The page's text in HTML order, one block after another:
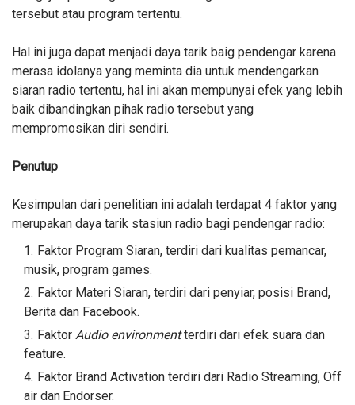
tersebut atau program tertentu.
Hal ini juga dapat menjadi daya tarik baig pendengar karena
merasa idolanya yang meminta dia untuk mendengarkan
siaran radio tertentu, hal ini akan mempunyai efek yang lebih
baik dibandingkan pihak radio tersebut yang
mempromosikan diri sendiri.
Penutup
Kesimpulan dari penelitian ini adalah terdapat 4 faktor yang
merupakan daya tarik stasiun radio bagi pendengar radio:
Faktor Program Siaran, terdiri dari kualitas pemancar,
musik, program games.
Faktor Materi Siaran, terdiri dari penyiar, posisi Brand,
Berita dan Facebook.
Faktor Audio environmentterdiri dari efek suara dan
feature.
Faktor Brand Activation terdiri dari Radio Streaming, Off
air dan Endorser.